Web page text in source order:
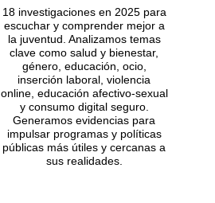
18 investigaciones en 2025 para
escuchar y comprender mejor a
la juventud. Analizamos temas
clave como salud y bienestar,
género, educación, ocio,
inserción laboral, violencia
online, educación afectivo-sexual
y consumo digital seguro.
Generamos evidencias para
impulsar programas y políticas
públicas más útiles y cercanas a
sus realidades.